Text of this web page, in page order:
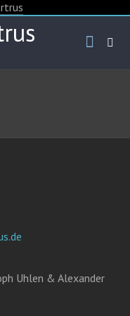
Uhlen & Alexander